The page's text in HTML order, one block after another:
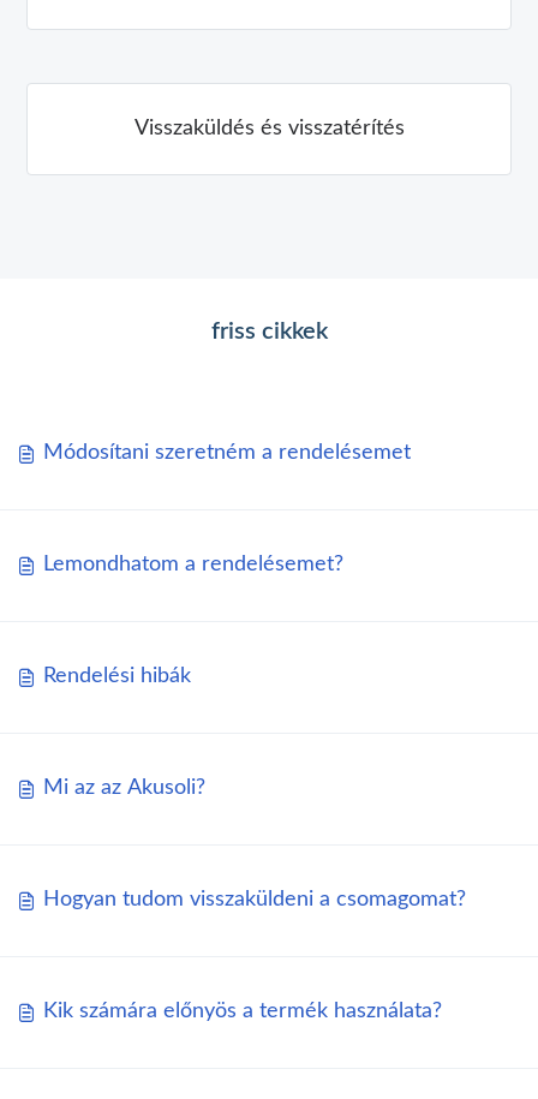
Visszaküldés és visszatérítés
friss cikkek
Módosítani szeretném a rendelésemet
Lemondhatom a rendelésemet?
Rendelési hibák
Mi az az Akusoli?
Hogyan tudom visszaküldeni a csomagomat?
Kik számára előnyös a termék használata?